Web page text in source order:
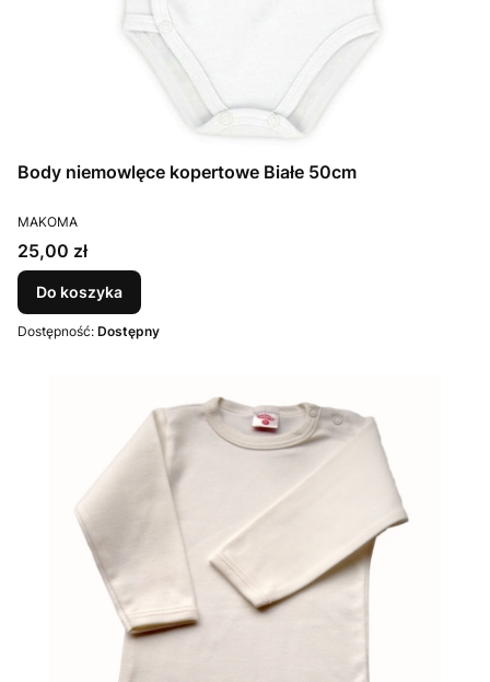
Body niemowlęce kopertowe Białe 50cm
PRODUCENT
MAKOMA
Cena
25,00 zł
Do koszyka
Dostępność: Dostępny